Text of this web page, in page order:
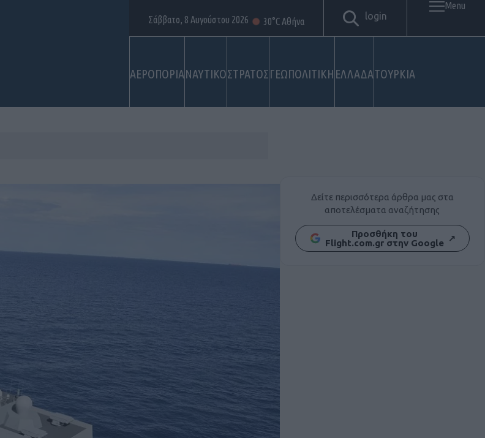
ΑΕΡΟΠΟΡΙΑΝΑΥΤΙΚΟΣΤΡΑΤΟΣΓΕΩΠΟΛΙΤΙΚΗ ΕΛΛΑΔΑΤΟΥΡΚΙΑ
Σάββατο, 8 Αυγούστου 2026 30°C Αθήνα login
Menu
Δείτε περισσότερα άρθρα μας στα
αποτελέσματα αναζήτησης
Προσθήκη του
Flight.com.gr στην Google ↗